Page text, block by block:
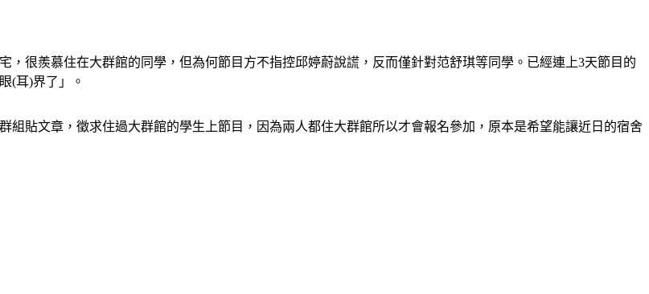
很羨慕住在大群館的同學，但為何節目方不指控邱婷蔚說謊，反而僅針對范舒琪等同學。已經連上3天節目的
(耳)界了」。
貼文章，徵求住過大群館的學生上節目，因為兩人都住大群館所以才會報名參加，原本是希望能讓近日的宿舍